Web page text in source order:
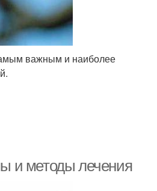
важным и наиболее
и методы лечения